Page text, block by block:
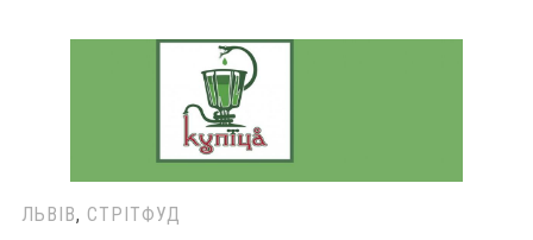
ЛЬВІВ, СТРІТФУД